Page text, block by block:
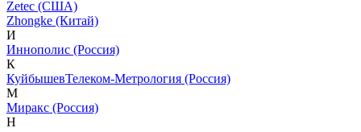
Zetec (США)
Zhongke (Китай)
И
Иннополис (Россия)
К
КуйбышевТелеком-Метрология (Россия)
М
Миракс (Россия)
Н